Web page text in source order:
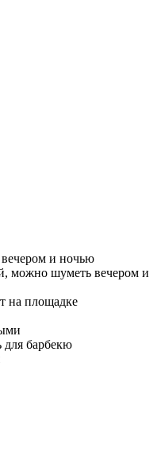
и ночью
можно шуметь вечером и
на площадке
для барбекю